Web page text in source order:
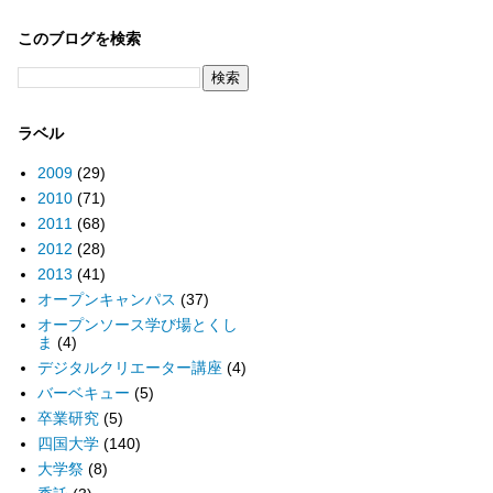
このブログを検索
ラベル
2009 (29)
2010 (71)
2011 (68)
2012 (28)
2013 (41)
オープンキャンパス (37)
オープンソース学び場とくし
ま (4)
デジタルクリエーター講座 (4)
バーベキュー (5)
卒業研究 (5)
四国大学 (140)
大学祭 (8)